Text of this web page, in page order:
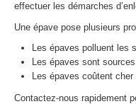
effectuer les démarches
Une épave pose plusieurs
Les épaves polluent les
Les épaves sont
Les épaves coûtent cher
Contactez-nous rapidement